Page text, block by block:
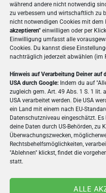
während andere nicht notwendig
zu verbessern und wirtschaftlich zu
nicht notwendigen Cookies mit dem
akzeptieren" einwilligen oder per
Einwilligung umfasst alle
Cookies. Du kannst diese
nachträglich jederzeit abwählen (im
Hinweis auf Verarbeitung Deiner auf
USA durch Google: Indem du auf
zugleich gem. Art. 49 Abs. 1 S. 1 lit.
USA verarbeitet werden. Die USA
ein Land mit einem nach EU-
Datenschutzniveau eingeschätzt.
deine Daten durch US-Behörden, zu
Überwachungszwecken,
Rechtsbehelfsmöglichkeiten,
"Ablehnen" klickst, findet die
statt.
ALLE
BESCHREIBUNG
ZUSÄTZLICHE
ZUTATEN & NÄHRWERTE
Gestalte online Deine
als Schokogruß!